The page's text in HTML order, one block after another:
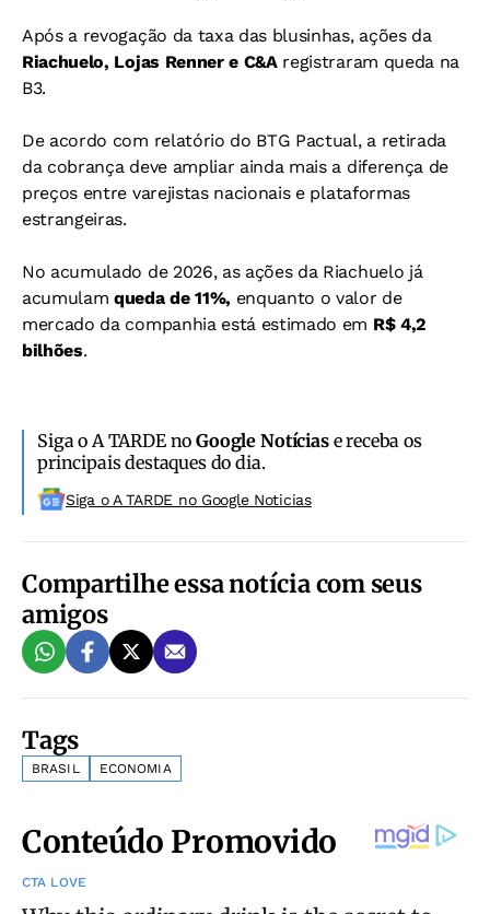
Após a revogação da taxa das blusinhas, ações da
Riachuelo, Lojas Renner e C&Aregistraram queda na
B3.
De acordo com relatório do BTG Pactual, a retirada
da cobrança deve ampliar ainda mais a diferença de
preços entre varejistas nacionais e plataformas
estrangeiras.
No acumulado de 2026, as ações da Riachuelo já
acumulamqueda de 11%, enquanto o valor de
mercado da companhia está estimado em R$ 4,2
bilhões.
Siga o A TARDE noGoogle Notíciase receba os
principais destaques do dia.
Siga o A TARDE no Google Noticias
Compartilhe essa notícia com seus
amigos
Tags
BRASIL ECONOMIA